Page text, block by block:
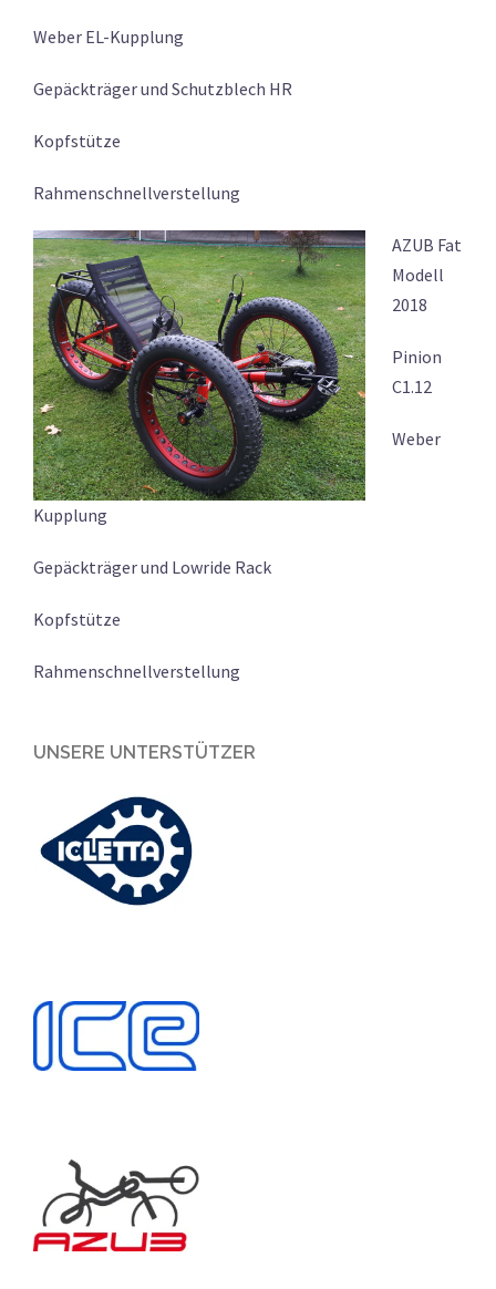
Weber EL-Kupplung
Gepäckträger und Schutzblech HR
Kopfstütze
Rahmenschnellverstellung
AZUB Fat
Modell
2018
Pinion
C1.12
Weber
Kupplung
Gepäckträger und Lowride Rack
Kopfstütze
Rahmenschnellverstellung
UNSERE UNTERSTÜTZER